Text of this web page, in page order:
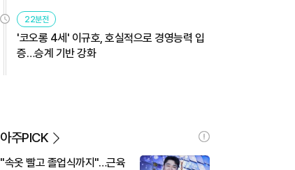
22분전
'코오롱 4세' 이규호, 호실적으로 경영능력 입
증…승계 기반 강화
아주PICK
"속옷 빨고 졸업식까지"…근육